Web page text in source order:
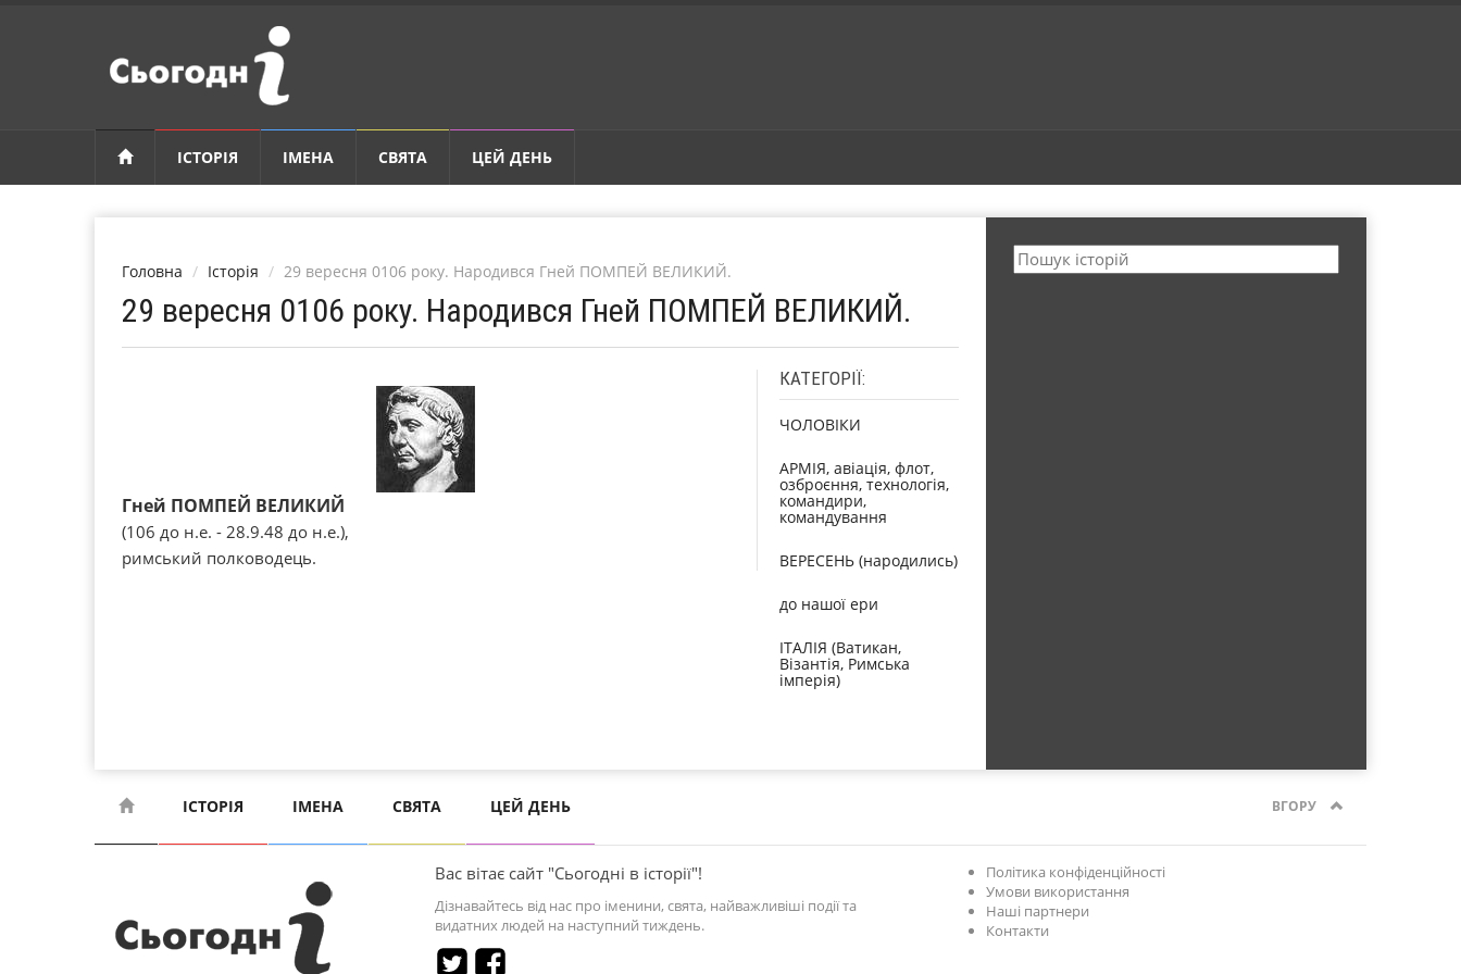
ІСТОРІЯ ІМЕНА СВЯТА ЦЕЙ ДЕНЬ
Головна Історія 29 вересня 0106 року. Народився Гней ПОМПЕЙ ВЕЛИКИЙ.
29 вересня 0106 року. Народився Гней ПОМПЕЙ ВЕЛИКИЙ.
Гней ПОМПЕЙ ВЕЛИКИЙ
(106 до н.е. - 28.9.48 до н.е.),
римський полководець.
КАТЕГОРІЇ:
ЧОЛОВІКИ
АРМІЯ, авіація, флот,
озброєння, технологія,
командири,
командування
ВЕРЕСЕНЬ (народились)
до нашої ери
ІТАЛІЯ (Ватикан,
Візантія, Римська
імперія)
ІСТОРІЯ ІМЕНА СВЯТА ЦЕЙ ДЕНЬ ВГОРУ
Вас вітає сайт "Сьогодні в історії"!
Дізнавайтесь від нас про іменини, свята, найважливіші події та
видатних людей на наступний тиждень.
Політика конфіденційності
Умови використання
Наші партнери
Контакти